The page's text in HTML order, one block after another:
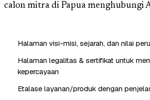
calon mitra di Papua menghubungi
Halaman visi-misi, sejarah, dan nilai
Halaman legalitas & sertifikat untuk
kepercayaan
Etalase layanan/produk dengan